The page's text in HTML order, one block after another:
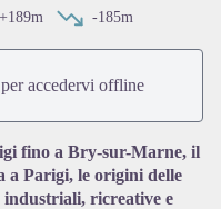
picture in full screen
+189m -185m
accedervi offline
fino a Bry-sur-Marne, il
a Parigi, le origini delle
industriali, ricreative e